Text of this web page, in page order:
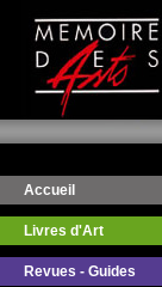
Accueil
Livres d'Art
Revues - Guides